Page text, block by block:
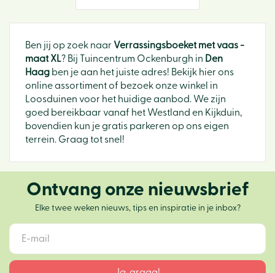
Ben jij op zoek naar Verrassingsboeket met vaas -
maat XL? Bij Tuincentrum Ockenburgh in Den
Haag ben je aan het juiste adres! Bekijk hier ons
online assortiment of bezoek onze winkel in
Loosduinen voor het huidige aanbod. We zijn
goed bereikbaar vanaf het Westland en Kijkduin,
bovendien kun je gratis parkeren op ons eigen
terrein. Graag tot snel!
Ontvang onze nieuwsbrief
Elke twee weken nieuws, tips en inspiratie in je inbox?